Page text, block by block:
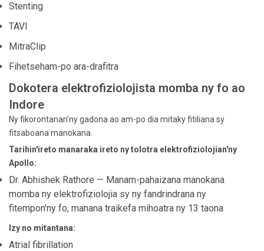
Stenting
TAVI
MitraClip
Fihetseham-po ara-drafitra
Dokotera elektrofiziolojista momba ny fo ao
Indore
Ny fikorontanan'ny gadona ao am-po dia mitaky fitiliana sy
fitsaboana manokana.
Tarihin'ireto manaraka ireto ny tolotra elektrofiziolojian'ny
Apollo:
Dr. Abhishek Rathore — Manam-pahaizana manokana
momba ny elektrofiziolojia sy ny fandrindrana ny
fitempon'ny fo, manana traikefa mihoatra ny 13 taona
Izy no mitantana:
Atrial fibrillation